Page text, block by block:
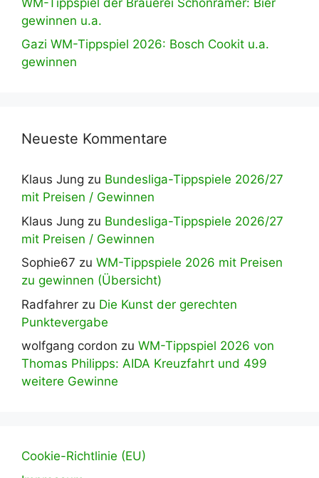
gewinnen u.a.
Gazi WM-Tippspiel 2026: Bosch Cookit u.a.
gewinnen
Neueste Kommentare
Klaus Jung zu Bundesliga-Tippspiele 2026/27
mit Preisen / Gewinnen
Klaus Jung zu Bundesliga-Tippspiele 2026/27
mit Preisen / Gewinnen
Sophie67 zu WM-Tippspiele 2026 mit Preisen
zu gewinnen (Übersicht)
Radfahrer zu Die Kunst der gerechten
Punktevergabe
wolfgang cordon zu WM-Tippspiel 2026 von
Thomas Philipps: AIDA Kreuzfahrt und 499
weitere Gewinne
Cookie-Richtlinie (EU)